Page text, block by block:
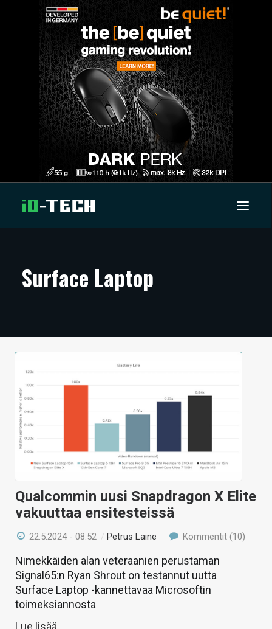
ARTIKKELIT
TECHBBS
HINTA.FI
KAUPPA
VAIHDA TEEMA
HAKU
Surface Laptop
Qualcommin uusi Snapdragon X Elite
vakuuttaa ensitesteissä
22.5.2024 - 08:52 /Petrus Laine Kommentit (10)
Nimekkäiden alan veteraanien perustaman
Signal65:n Ryan Shrout on testannut uutta
Surface Laptop -kannettavaa Microsoftin
toimeksiannosta
Lue lisää